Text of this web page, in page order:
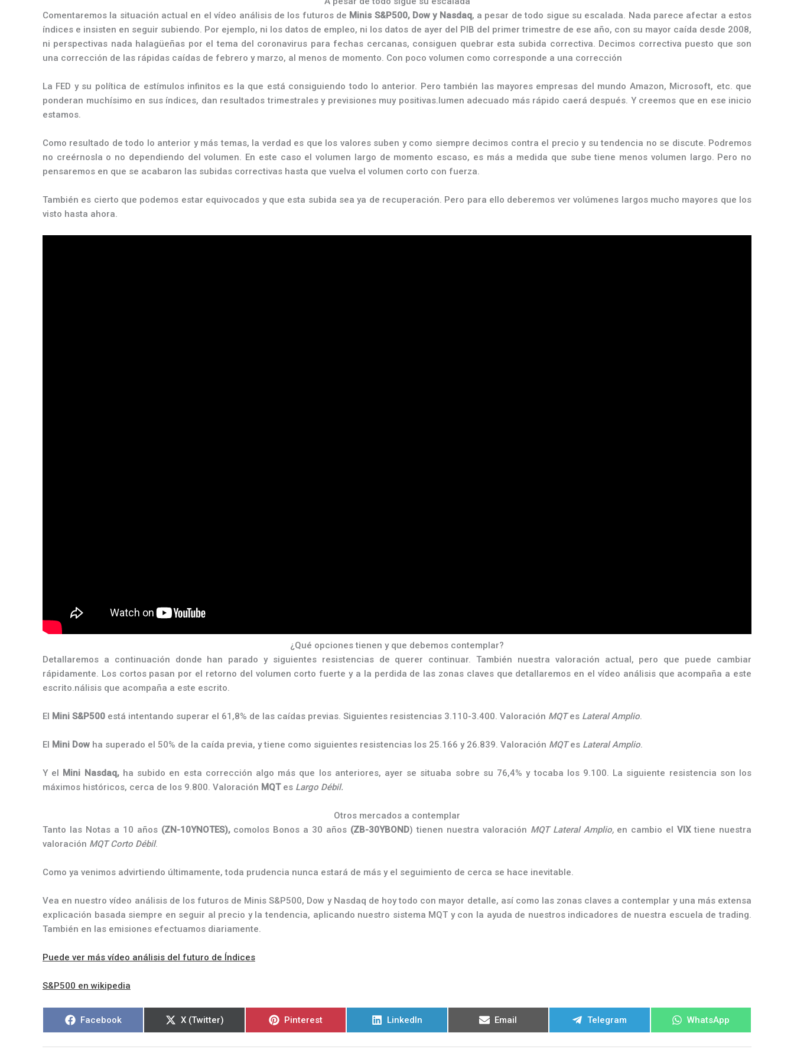
Comentaremos la situación actual en el vídeo análisis de los futuros de Minis S&P500, Dow y Nasdaq, a pesar de todo sigue su escalada. Nada parece afectar a estos
índices e insisten en seguir subiendo. Por ejemplo, ni los datos de empleo, ni los datos de ayer del PIB del primer trimestre de ese año, con su mayor caída desde 2008,
ni perspectivas nada halagüeñas por el tema del coronavirus para fechas cercanas, consiguen quebrar esta subida correctiva. Decimos correctiva puesto que son
una corrección de las rápidas caídas de febrero y marzo, al menos de momento. Con poco volumen como corresponde a una corrección
La FED y su política de estímulos infinitos es la que está consiguiendo todo lo anterior. Pero también las mayores empresas del mundo Amazon, Microsoft, etc. que
ponderan muchísimo en sus índices, dan resultados trimestrales y previsiones muy positivas.lumen adecuado más rápido caerá después. Y creemos que en ese inicio
estamos.
Como resultado de todo lo anterior y más temas, la verdad es que los valores suben y como siempre decimos contra el precio y su tendencia no se discute. Podremos
no creérnosla o no dependiendo del volumen. En este caso el volumen largo de momento escaso, es más a medida que sube tiene menos volumen largo. Pero no
pensaremos en que se acabaron las subidas correctivas hasta que vuelva el volumen corto con fuerza.
También es cierto que podemos estar equivocados y que esta subida sea ya de recuperación. Pero para ello deberemos ver volúmenes largos mucho mayores que los
visto hasta ahora.
¿Qué opciones tienen y que debemos contemplar?
Detallaremos a continuación donde han parado y siguientes resistencias de querer continuar. También nuestra valoración actual, pero que puede cambiar
rápidamente. Los cortos pasan por el retorno del volumen corto fuerte y a la perdida de las zonas claves que detallaremos en el vídeo análisis que acompaña a este
escrito.nálisis que acompaña a este escrito.
El Mini S&P500 está intentando superar el 61,8% de las caídas previas. Siguientes resistencias 3.110-3.400. Valoración MQTes Lateral Amplio.
El Mini Dow ha superado el 50% de la caída previa, y tiene como siguientes resistencias los 25.166 y 26.839. Valoración MQTes Lateral Amplio.
Y el Mini Nasdaq, ha subido en esta corrección algo más que los anteriores, ayer se situaba sobre su 76,4% y tocaba los 9.100. La siguiente resistencia son los
máximos históricos, cerca de los 9.800. Valoración MQTes Largo Débil.
Otros mercados a contemplar
Tanto las Notas a 10 años(ZN-10YNOTES), comolos Bonos a 30 años (ZB-30YBOND) tienen nuestra valoración MQT Lateral Amplio, en cambio elVIXtiene nuestra
valoración MQT Corto Débil.
Como ya venimos advirtiendo últimamente, toda prudencia nunca estará de más y el seguimiento de cerca se hace inevitable.
Vea en nuestro vídeo análisis de los futuros de Minis S&P500, Dow y Nasdaq de hoy todo con mayor detalle, así como las zonas claves a contemplar y una más extensa
explicación basada siempre en seguir al precio y la tendencia, aplicando nuestro sistema MQT y con la ayuda de nuestros indicadores de nuestra escuela de trading.
También en las emisiones efectuamos diariamente.
Puede ver más vídeo análisis del futuro de Índices
S&P500 en wikipedia
Compartir
Facebook
Compartir
en
X (Twitter)
Compartir
Pinterest
Compartir
LinkedIn
Compartir
Email
Compartir
Telegram
Compartir
WhatsApp